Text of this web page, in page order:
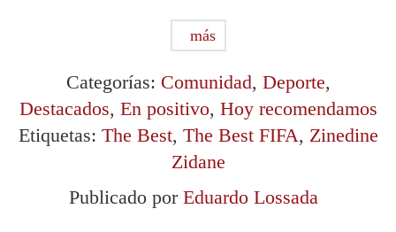
más
Categorías: Comunidad, Deporte,
Destacados, En positivo, Hoy recomendamos
Etiquetas: The Best, The Best FIFA, Zinedine
Zidane
Publicado por Eduardo Lossada